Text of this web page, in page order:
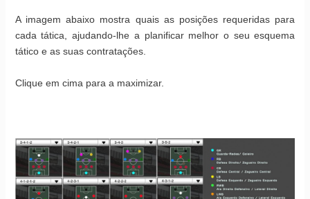
A imagem abaixo mostra quais as posições requeridas para
cada tática, ajudando-lhe a planificar melhor o seu esquema
tático e as suas contratações.
Clique em cima para a maximizar.